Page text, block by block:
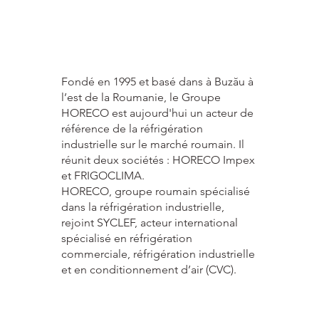
Fondé en 1995 et basé dans à Buzău à
l’est de la Roumanie, le Groupe
HORECO est aujourd'hui un acteur de
référence de la réfrigération
industrielle sur le marché roumain. Il
réunit deux sociétés : HORECO Impex
et FRIGOCLIMA.
HORECO, groupe roumain spécialisé
dans la réfrigération industrielle,
rejoint SYCLEF, acteur international
spécialisé en réfrigération
commerciale, réfrigération industrielle
et en conditionnement d’air (CVC).